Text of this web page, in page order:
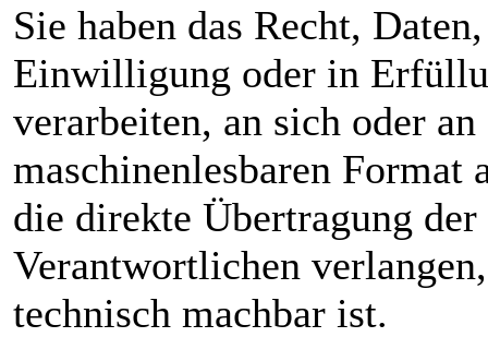
Sie haben das Recht,
Einwilligung oder in
verarbeiten, an sich oder
maschinenlesbaren Format
die direkte Übertragung der
Verantwortlichen
technisch machbar ist.